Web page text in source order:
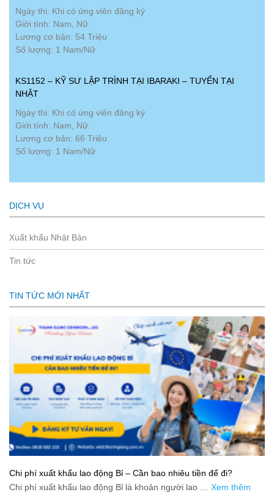
Ngày thi: Khi có ứng viên đăng ký
Giới tính: Nam, Nữ
Lương cơ bản: 54 Triệu
Số lượng: 1 Nam/Nữ
KS1152 – KỸ SƯ LẬP TRÌNH TẠI IBARAKI – TUYỂN TẠI
NHẬT
Ngày thi: Khi có ứng viên đăng ký
Giới tính: Nam, Nữ
Lương cơ bản: 66 Triệu
Số lượng: 1 Nam/Nữ
DỊCH VỤ
Xuất khẩu Nhật Bản
Tin tức
TIN TỨC MỚI NHẤT
Chi phí xuất khẩu lao động Bỉ – Cần bao nhiêu tiền để đi?
Chi phí xuất khẩu lao động Bỉ là khoản người lao … Xem thêm